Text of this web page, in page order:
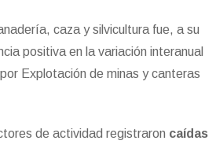
caza y silvicultura fue, a su
positiva en la variación interanual
Explotación de minas y canteras
de actividad registraron caídas